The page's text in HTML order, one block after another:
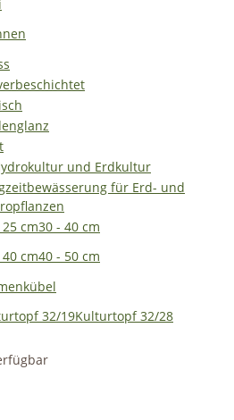
und Erdkultur
für Erd- und
cm30 - 40 cm
cm40 - 50 cm
32/19Kulturtopf 32/28